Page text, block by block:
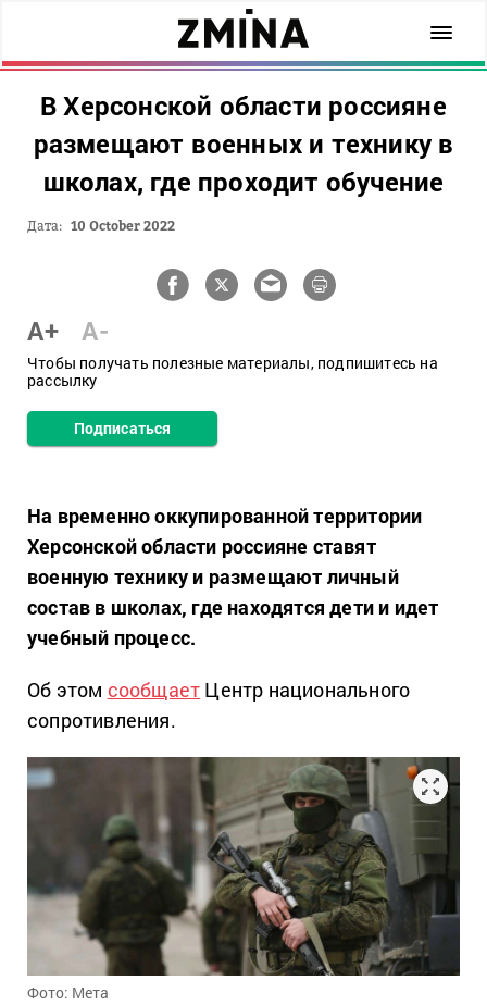
В Херсонской области россияне
размещают военных и технику в
школах, где проходит обучение
Дата: 10 October 2022
A+ A-
Чтобы получать полезные материалы, подпишитесь на
рассылку
Подписаться
На временно оккупированной территории
Херсонской области россияне ставят
военную технику и размещают личный
состав в школах, где находятся дети и идет
учебный процесс.
Об этом сообщает Центр национального
сопротивления.
Фото: Мета